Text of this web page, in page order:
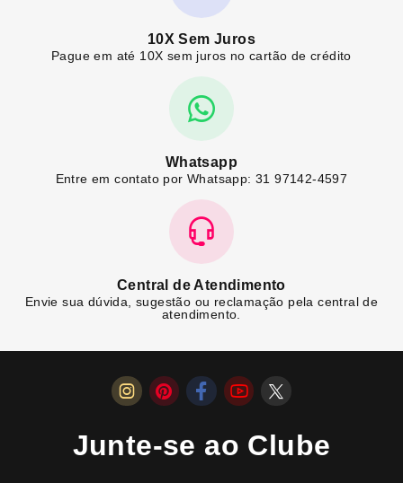
10X Sem Juros
Pague em até 10X sem juros no cartão de crédito
Whatsapp
Entre em contato por Whatsapp: 31 97142-4597
Central de Atendimento
Envie sua dúvida, sugestão ou reclamação pela central de
atendimento.
Junte-se ao Clube